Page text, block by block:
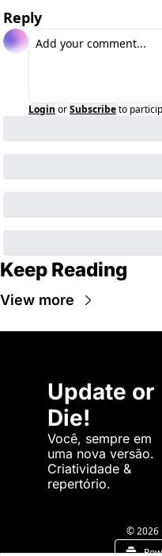
Reply
Login orSubscribeto
Keep Reading
View more
Update or
Die!
Você, sempre em
uma nova versão.
Criatividade &
repertório.
© 2026